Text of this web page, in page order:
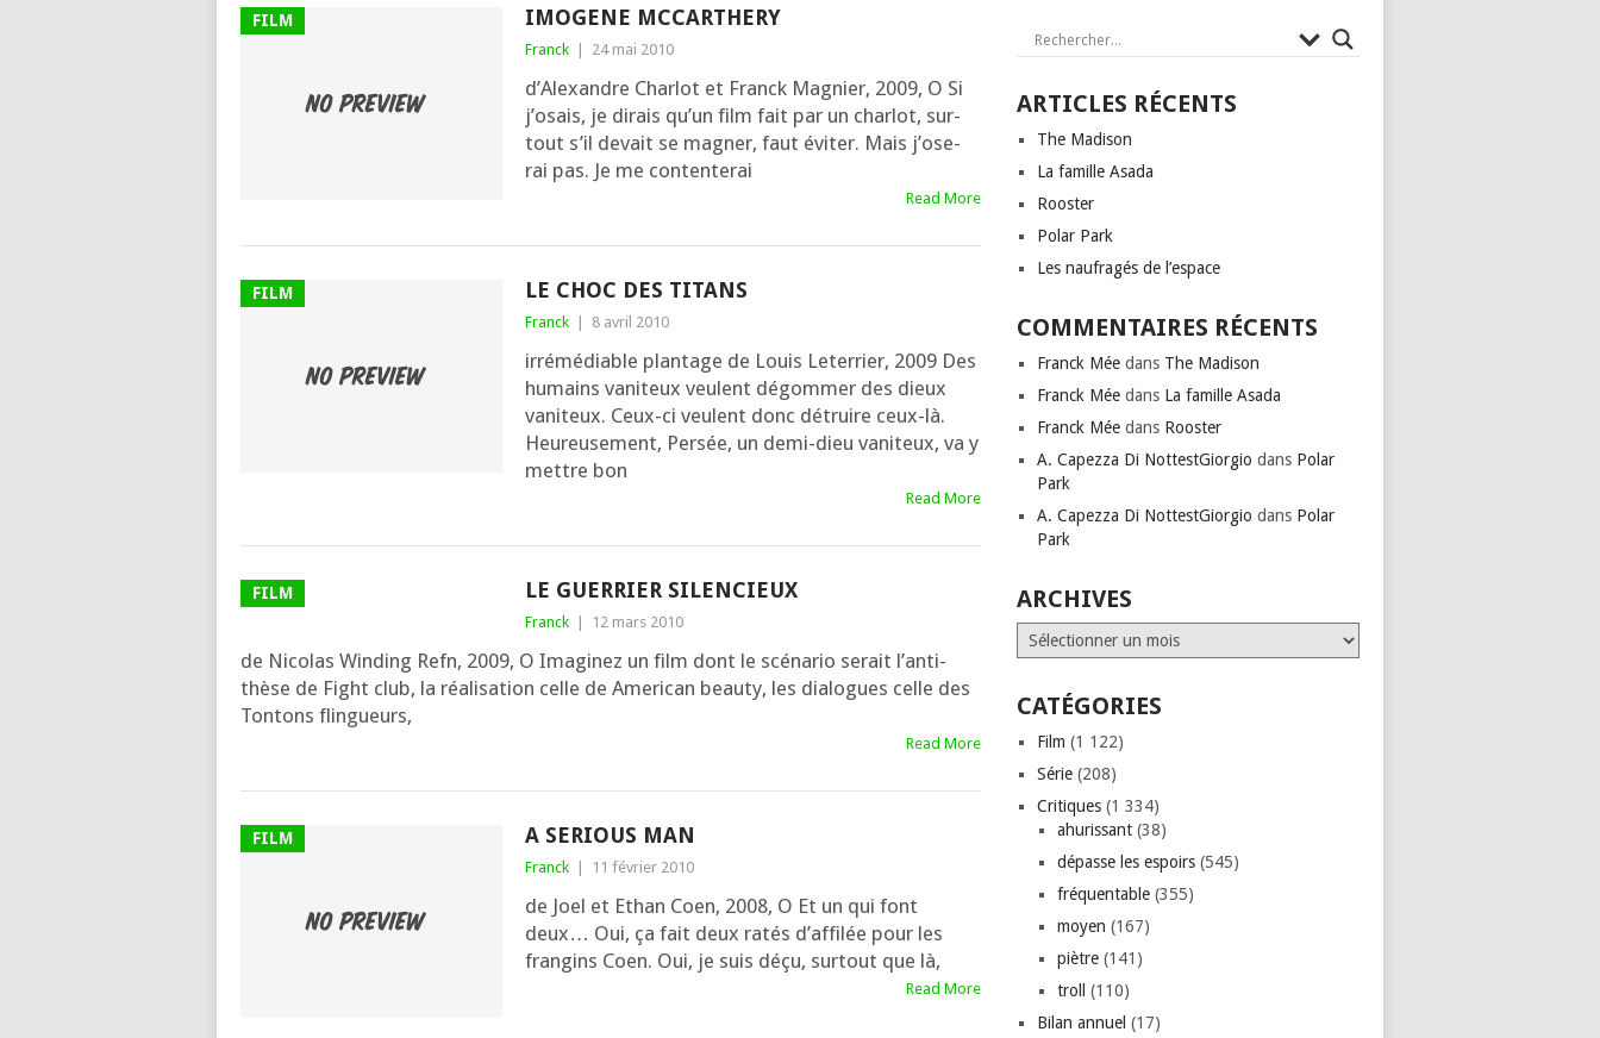
FILM IMOGENE MCCARTHERY
Franck 24 mai 2010
d’Alexandre Charlot et Franck Magnier, 2009, O Si
j’o­sais, je dirais qu’un film fait par un char­lot, sur­
tout s’il devait se magner, faut éviter. Mais j’o­se­
rai pas. Je me conten­te­rai
Read More
FILM LE CHOC DES TITANS
Franck 8 avril 2010
irré­mé­diable plan­tage de Louis Leterrier, 2009 Des
humains vani­teux veulent dégom­mer des dieux
vani­teux. Ceux-ci veulent donc détruire ceux-là.
Heureusement, Persée, un demi-dieu vani­teux, va y
mettre bon
Read More
FILM LE GUERRIER SILENCIEUX
Franck 12 mars 2010
de Nicolas Winding Refn, 2009, O Imaginez un film dont le scé­na­rio serait l’an­ti­
thèse de Fight club, la réa­li­sa­tion celle de American beau­ty, les dia­logues celle des
Tontons flin­gueurs,
Read More
FILM A SERIOUS MAN
Franck 11 février 2010
de Joel et Ethan Coen, 2008, O Et un qui font
deux… Oui, ça fait deux ratés d’af­fi­lée pour les
fran­gins Coen. Oui, je suis déçu, sur­tout que là,
Read More
ARTICLES RÉCENTS
The Madison
La famille Asada
Rooster
Polar Park
Les naufragés de l’espace
COMMENTAIRES RÉCENTS
Franck Mée dans The Madison
Franck Mée dans La famille Asada
Franck Mée dans Rooster
A. Capezza Di NottestGiorgio dans Polar
Park
A. Capezza Di NottestGiorgio dans Polar
Park
ARCHIVES
Archives
CATÉGORIES
Film (1 122)
Série (208)
Critiques (1 334)
ahurissant (38)
dépasse les espoirs (545)
fréquentable (355)
moyen (167)
piètre (141)
troll
(110)
Bilan annuel (17)